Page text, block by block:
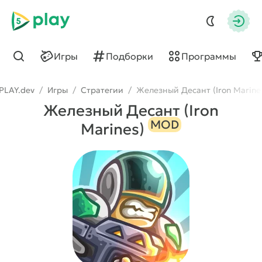
5play
Игры Подборки Программы
Найти
/ Игры / Стратегии / Железный Десант (Iron
Железный Десант (Iron
Marines) MOD